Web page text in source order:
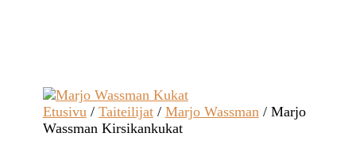
Etusivu/ Taiteilijat/ Marjo Wassman/ Marjo
Wassman Kirsikankukat